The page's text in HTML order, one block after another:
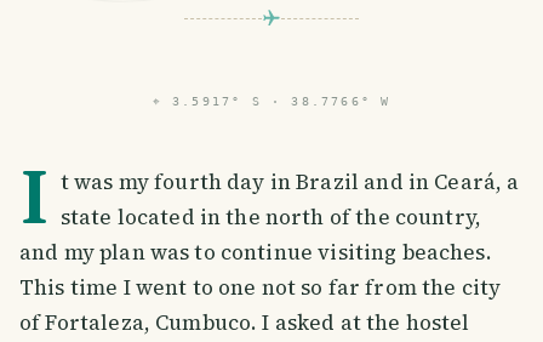
⌖ 3.5917° S · 38.7766° W
I t was my fourth day in Brazil and in Ceará, a
state located in the north of the country,
and my plan was to continue visiting beaches.
This time I went to one not so far from the city
of Fortaleza, Cumbuco. I asked at the hostel